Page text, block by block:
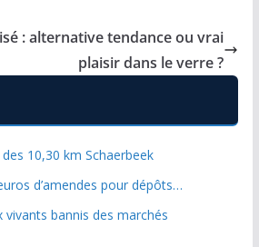
: alternative tendance ou vrai
plaisir dans le verre ?
10,30 km Schaerbeek
d’amendes pour dépôts…
vivants bannis des marchés